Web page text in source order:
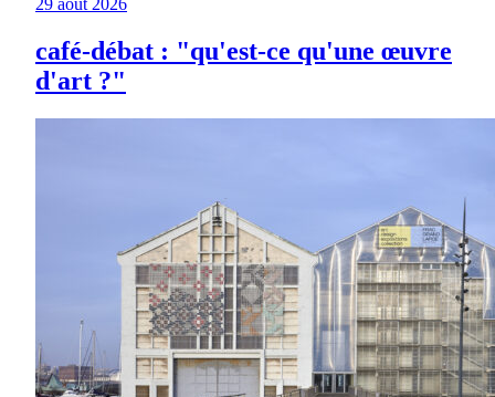
29 août 2026
café-débat : "qu'est-ce qu'une œuvre
d'art ?"